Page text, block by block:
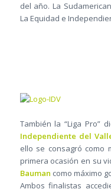
del año. La
La Equidad e
También la “Liga Pro”
Independiente del
ello se consagró como
primera ocasión en su
Bauman como máximo
Ambos finalistas